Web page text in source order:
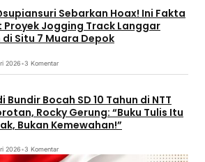
Sebarkan Hoax! Ini Fakta
Proyek Jogging Track Langgar
Situ 7 Muara Depok
2026•3 Komentar
Bundir Bocah SD 10 Tahun di NTT
Rocky Gerung: “Buku Tulis Itu
Bukan Kemewahan!”
2026•3 Komentar